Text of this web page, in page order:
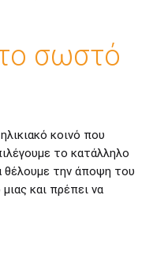
σωστό
κοινό που
το κατάλληλο
θέλουμε την άποψη του
και πρέπει να